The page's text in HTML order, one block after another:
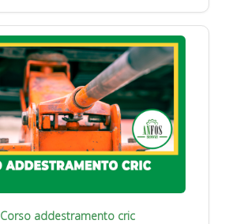
Corso addestramento cric